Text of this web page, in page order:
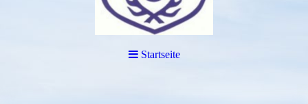
Startseite